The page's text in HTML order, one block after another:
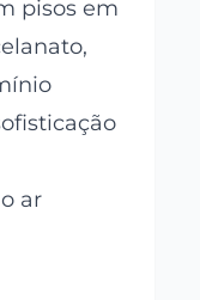
pisos em
ar